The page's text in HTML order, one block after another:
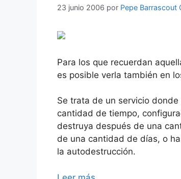
23 junio 2006 por Pepe Barrascout
Para los que recuerdan
es posible verla también en
Se trata de un servicio
cantidad de tiempo,
destruya después de una
de una cantidad de días, o
la autodestrucción.